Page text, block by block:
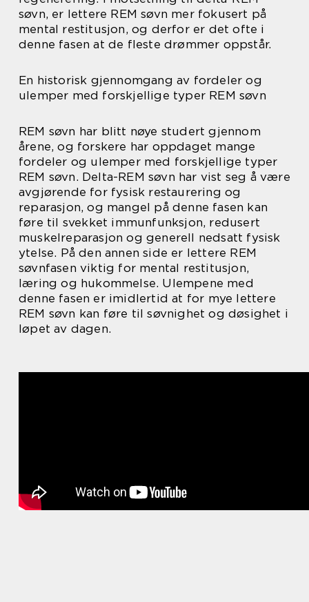
søvn, er lettere REM søvn mer fokusert på
mental restitusjon, og derfor er det ofte i
denne fasen at de fleste drømmer oppstår.
En historisk gjennomgang av fordeler og
ulemper med forskjellige typer REM søvn
REM søvn har blitt nøye studert gjennom
årene, og forskere har oppdaget mange
fordeler og ulemper med forskjellige typer
REM søvn. Delta-REM søvn har vist seg å være
avgjørende for fysisk restaurering og
reparasjon, og mangel på denne fasen kan
føre til svekket immunfunksjon, redusert
muskelreparasjon og generell nedsatt fysisk
ytelse. På den annen side er lettere REM
søvnfasen viktig for mental restitusjon,
læring og hukommelse. Ulempene med
denne fasen er imidlertid at for mye lettere
REM søvn kan føre til søvnighet og døsighet i
løpet av dagen.